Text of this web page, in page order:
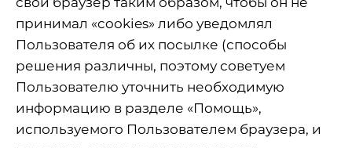
принимал «cookies» либо уведомлял
Пользователя об их посылке (способы
решения различны, поэтому советуем
Пользователю уточнить необходимую
информацию в разделе «Помощь»,
используемого Пользователем браузера, и